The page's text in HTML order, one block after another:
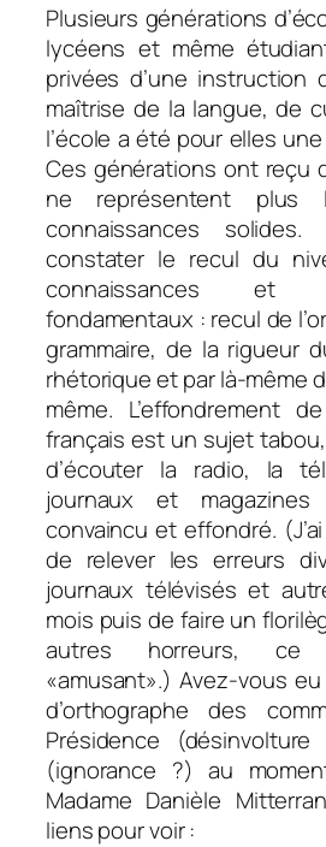
Plusieurs générations
lycéens et même
privées d’une instruction
maîtrise de la langue, de
l’école a été pour elles
Ces générations ont reçu
ne représentent plus
connaissances
constater le recul du
connaissances et
fondamentaux : recul de
grammaire, de la rigueur
rhétorique et par là-même
même. L’effondrement
français est un sujet
d’écouter la radio, la
journaux et
convaincu et effondré.
de relever les erreurs
journaux télévisés et
mois puis de faire un
autres horreurs, ce
«amusant».) Avez-vous
d’orthographe des
Présidence
(ignorance ?) au
Madame Danièle
liens pour voir :